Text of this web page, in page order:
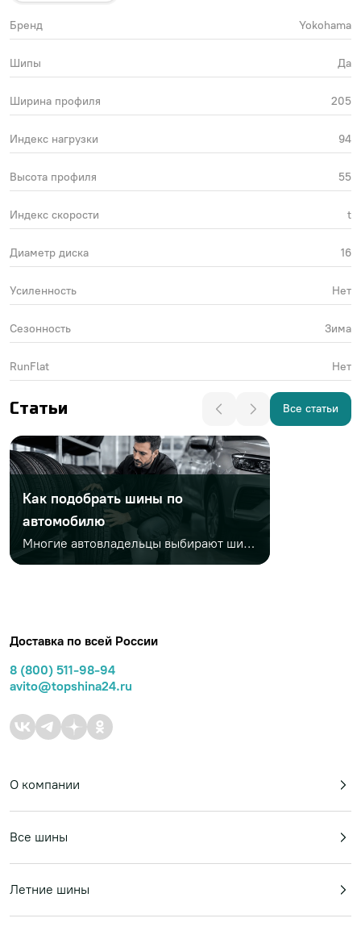
Бренд Yokohama
Шипы Да
Ширина профиля 205
Индекс нагрузки 94
Высота профиля 55
Индекс скорости t
Диаметр диска 16
Усиленность Нет
Сезонность Зима
RunFlat Нет
Статьи Все статьи
Как подобрать шины по
автомобилю
Многие автовладельцы выбирают шины только по диаметру или цене. Но этого недостаточно. Важно учитывать заводской размер, сезонность, индексы нагрузки и скорости, тип автомобиля, стиль езды и условия эксплуатации. Неправильный выбор может привести к проблемам на дороге и дополнительным расходам.
Доставка по всей России
8 (800) 511-98-94
avito@topshina24.ru
О компании
Все шины
Летние шины